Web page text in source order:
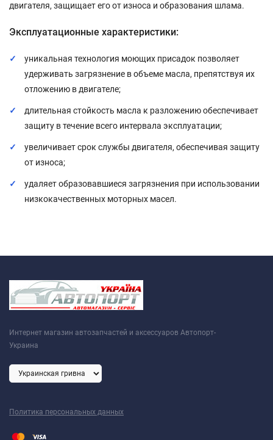
двигателя, защищает его от износа и образования шлама.
Эксплуатационные характеристики:
уникальная технология моющих присадок позволяет
удерживать загрязнение в объеме масла, препятствуя их
отложению в двигателе;
длительная стойкость масла к разложению обеспечивает
защиту в течение всего интервала эксплуатации;
увеличивает срок службы двигателя, обеспечивая защиту
от износа;
удаляет образовавшиеся загрязнения при использовании
низкокачественных моторных масел.
Интернет магазин автозапчастей и аксессуаров Автопорт-
Украина
Политика персональных данных